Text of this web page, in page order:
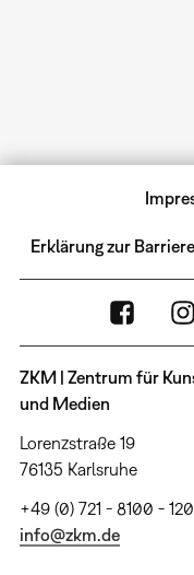
Erklärung zur
ZKM | Zentrum für
und Medien
Lorenzstraße 19
76135 Karlsruhe
+49 (0) 721 - 8100 -
info@zkm.de